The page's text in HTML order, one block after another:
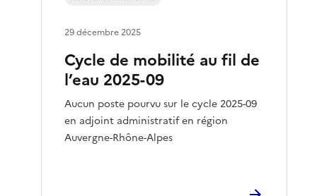
Cycle de mobilité au fil de
l’eau 2025-09
Aucun poste pourvu sur le cycle 2025-09
en adjoint administratif en région
Auvergne-Rhône-Alpes
29 décembre 2025